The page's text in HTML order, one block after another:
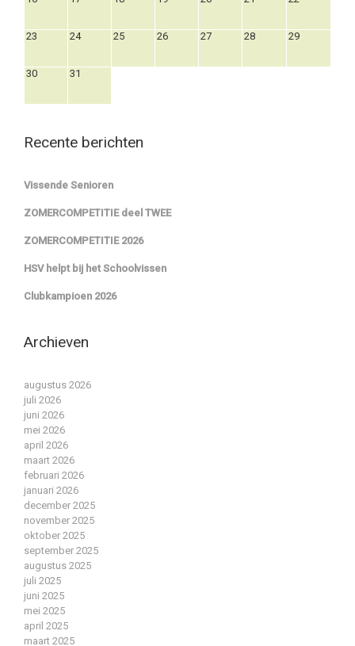
23 24 25 26 27 28 29
30 31
Recente berichten
Vissende Senioren
ZOMERCOMPETITIE deel TWEE
ZOMERCOMPETITIE 2026
HSV helpt bij het Schoolvissen
Clubkampioen 2026
Archieven
augustus 2026
juli 2026
juni 2026
mei 2026
april 2026
maart 2026
februari 2026
januari 2026
december 2025
november 2025
oktober 2025
september 2025
augustus 2025
juli 2025
juni 2025
mei 2025
april 2025
maart 2025